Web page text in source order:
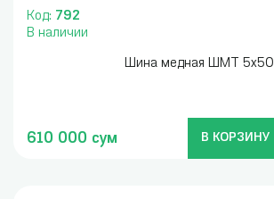
Код: 792
В наличии
Шина медная ШМТ 5х50
610 000 сум В КОРЗИНУ